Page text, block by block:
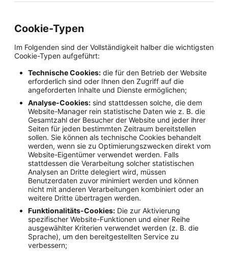
Cookie-Typen
Im Folgenden sind der Vollständigkeit halber die wichtigsten
Cookie-Typen aufgeführt:
Technische Cookies: die für den Betrieb der Website
erforderlich sind oder Ihnen den Zugriff auf die
angeforderten Inhalte und Dienste ermöglichen;
Analyse-Cookies: sind stattdessen solche, die dem
Website-Manager rein statistische Daten wie z. B. die
Gesamtzahl der Besucher der Website und jeder ihrer
Seiten für jeden bestimmten Zeitraum bereitstellen
sollen. Sie können als technische Cookies behandelt
werden, wenn sie zu Optimierungszwecken direkt vom
Website-Eigentümer verwendet werden. Falls
stattdessen die Verarbeitung solcher statistischen
Analysen an Dritte delegiert wird, müssen
Benutzerdaten zuvor minimiert werden und können
nicht mit anderen Verarbeitungen kombiniert oder an
weitere Dritte übertragen werden.
Funktionalitäts-Cookies: Die zur Aktivierung
spezifischer Website-Funktionen und einer Reihe
ausgewählter Kriterien verwendet werden (z. B. die
Sprache), um den bereitgestellten Service zu
verbessern;